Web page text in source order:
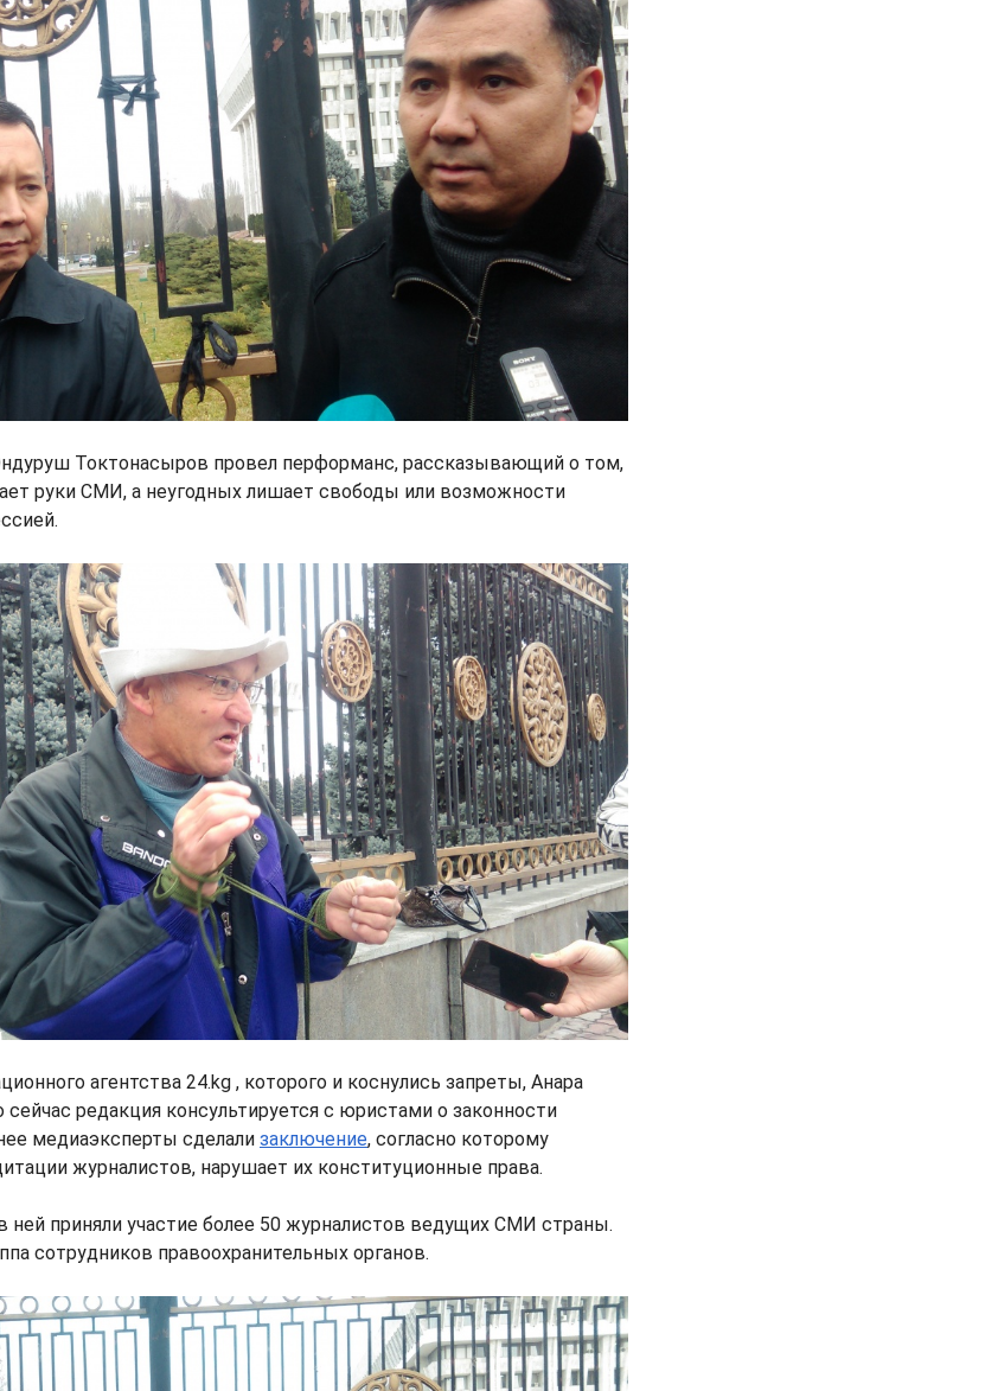
Токтонасыров провел перформанс, рассказывающий о том,
руки СМИ, а неугодных лишает свободы или возможности
агентства 24.kg , которого и коснулись запреты, Анара
редакция консультируется с юристами о законности
медиаэксперты сделали заключение, согласно которому
журналистов, нарушает их конституционные права.
ней приняли участие более 50 журналистов ведущих СМИ страны.
сотрудников правоохранительных органов.